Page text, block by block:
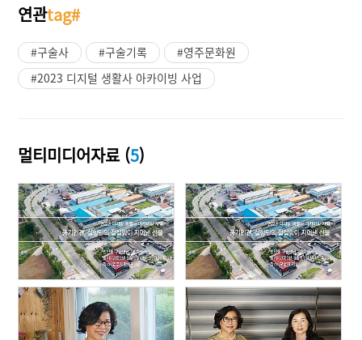
연관tag#
#구술사 #구술기록
#영주문화원
#2023 디지털 생활사 아카이빙 사업
멀티미디어자료 (5)